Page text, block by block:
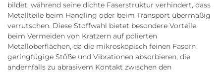
bildet, während seine dichte Faserstruktur verhindert, dass
Metallteile beim Handling oder beim Transport übermäßig
verrutschen. Diese Stoffwahl bietet besondere Vorteile
beim Vermeiden von Kratzern auf polierten
Metalloberflächen, da die mikroskopisch feinen Fasern
geringfügige Stöße und Vibrationen absorbieren, die
andernfalls zu abrasivem Kontakt zwischen den